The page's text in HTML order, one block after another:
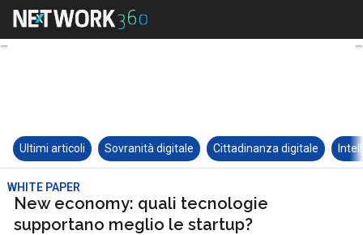
Ultimi articoli Sovranità digitale Cittadinanza digitale
WHITE PAPER
New economy: quali tecnologie
supportano meglio le startup?